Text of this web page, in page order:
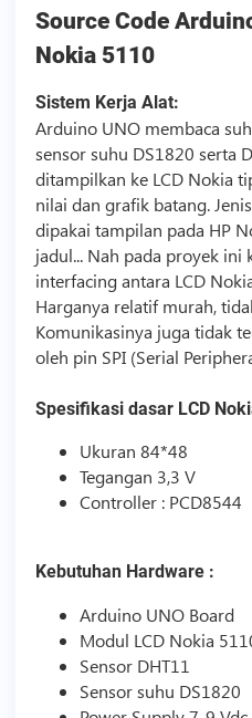
Source Code
Nokia 5110
Sistem Kerja Alat:
Arduino UNO membaca
sensor suhu DS1820 serta
ditampilkan ke LCD Nokia
nilai dan grafik batang.
dipakai tampilan pada HP
jadul... Nah pada proyek ini
interfacing antara LCD
Harganya relatif murah,
Komunikasinya juga tidak
oleh pin SPI (Serial
Spesifikasi dasar LCD
Ukuran 84*48
Tegangan 3,3 V
Controller : PCD8544
Kebutuhan Hardware :
Arduino UNO Board
Modul LCD Nokia
Sensor DHT11
Sensor suhu DS1820